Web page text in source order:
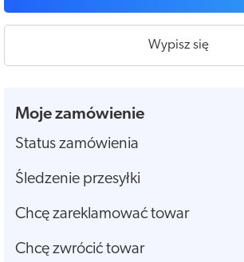
Wypisz się
Moje zamówienie
Status zamówienia
Śledzenie przesyłki
Chcę zareklamować towar
Chcę zwrócić towar